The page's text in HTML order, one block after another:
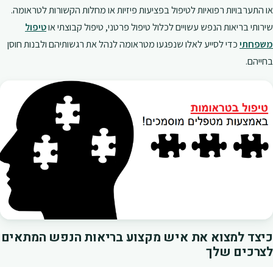
או התערבויות רפואיות לטיפול בפציעות פיזיות או מחלות הקשורות לטראומה.
שירותי בריאות הנפש עשויים לכלול טיפול פרטני, טיפול קבוצתי אוטיפול
משפחתיכדי לסייע לאלו שנפגעו מטראומה לנהל את רגשותיהם ולבנות חוסן
בחייהם.
כיצד למצוא את איש מקצוע בריאות הנפש המתאים
לצרכים שלך